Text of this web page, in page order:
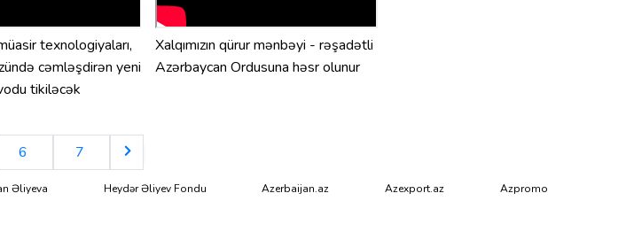
texnologiyaları,
cəmləşdirən yeni
tikiləcək
Xalqımızın qürur mənbəyi - rəşadətli
Azərbaycan Ordusuna həsr olunur
6 7
Əliyeva Heydər Əliyev Fondu Azerbaijan.az Azexport.az Azpromo